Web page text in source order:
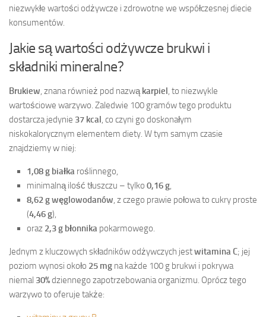
niezwykłe wartości odżywcze i zdrowotne we współczesnej diecie
konsumentów.
Jakie są wartości odżywcze brukwi i
składniki mineralne?
Brukiew, znana również pod nazwąkarpiel, to niezwykle
wartościowe warzywo. Zaledwie 100 gramów tego produktu
dostarcza jedynie 37 kcal, co czyni go doskonałym
niskokalorycznym elementem diety. W tym samym czasie
znajdziemy w niej:
1,08 g białka roślinnego,
minimalną ilość tłuszczu – tylko 0,16 g,
8,62 g węglowodanów, z czego prawie połowa to cukry proste
(4,46 g),
oraz 2,3 g błonnika pokarmowego.
Jednym z kluczowych składników odżywczych jestwitamina C; jej
poziom wynosi około 25 mg na każde 100 g brukwi i pokrywa
niemal 30%dziennego zapotrzebowania organizmu. Oprócz tego
warzywo to oferuje także: